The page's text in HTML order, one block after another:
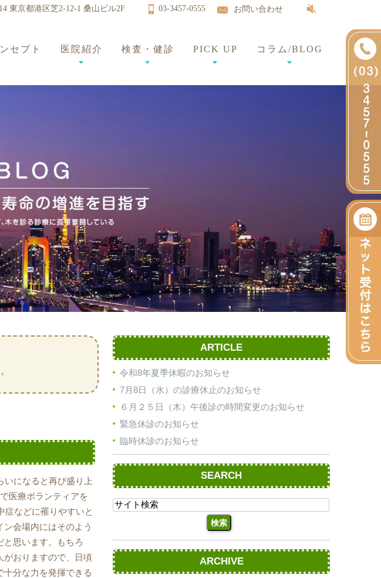
東京都港区芝2-12-1 桑山ビル2F 03-3457-0555 お問い合わせ
セプト 医院紹介 検査・健診 PICK UP コラム/BLOG
ARTICLE
令和8年夏季休暇のお知らせ
7月8日（水）の診療休止のお知らせ
６月２５日（木）午後診の時間変更のお知らせ
緊急休診のお知らせ
臨時休診のお知らせ
SEARCH
ARCHIVE
いになると再び盛り上
医療ボランティアを
症などに罹りやすいと
会場内にはそのよう
思います。もちろ
がおりますので、日頃
分な力を発揮できる